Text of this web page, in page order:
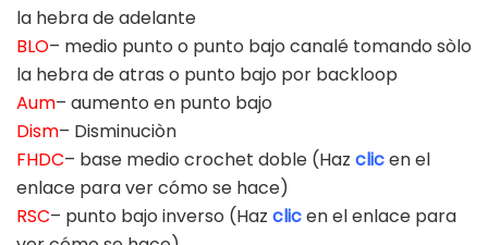
la hebra de adelante
BLO– medio punto o punto bajo canalé tomando sòlo
la hebra de atras o punto bajo por backloop
Aum– aumento en punto bajo
Dism– Disminuciòn
FHDC– base medio crochet doble (Haz clicen el
enlace para ver cómo se hace)
RSC– punto bajo inverso (Haz clicen el enlace para